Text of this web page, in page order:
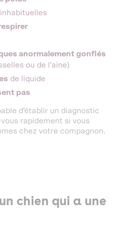
inhabituelles
anormalement gonflés
ou de l'aine)
de liquide
pas
d'établir un diagnostic
rapidement si vous
chez votre compagnon.
chien qui a une